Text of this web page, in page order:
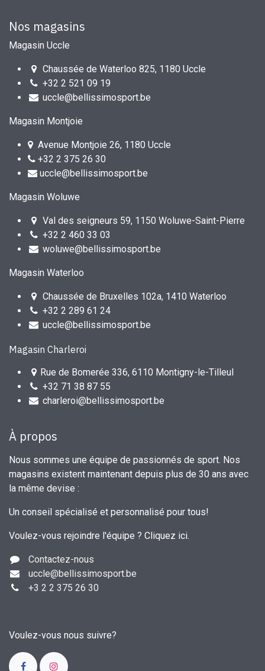
Nos magasins
Magasin Uccle
Chaussée de Waterloo 825, 1180 Uccle
+32 2 521 09 19
uccle@bellissimosport.be
Magasin Montjoie
Avenue Montjoie 26, 1180 Uccle
+32 2 375 26 30
uccle@bellissimosport.be
Magasin Woluwe
Val des seigneurs 59, 1150 Woluwe-Saint-Pierre
+32 2 460 33 03
woluwe@bellissimosport.be
Magasin Waterloo
Chaussée de Bruxelles 102a, 1410 Waterloo
+32 2 289 61 24
uccle@bellissimosport.be
Magasin Charleroi
Rue de Bomerée 336, 6110 Montigny-le-Tilleul
+32 71 38 87 55
charleroi@bellissimosport.be
À propos
Nous sommes une équipe de passionnés de sport. Nos
magasins existent maintenant depuis plus de 30 ans avec
la même devise :
Un conseil spécialisé et personnalisé pour tous!
Voulez-vous rejoindre l'équipe ? Cliquez ici.
Contactez-nous
uccle@bellissimosport.be
+3 2 2 375 26 30
Voulez-vous nous suivre?